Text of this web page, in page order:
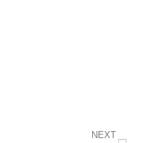
NEXT